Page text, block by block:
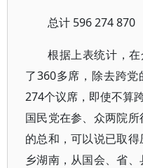
总计 596 274 870
根据上表统计，
了360多席，除去跨
274个议席，即使不算
国民党在参、众两院
的总和，可以说已取
乡湖南，从国会、省